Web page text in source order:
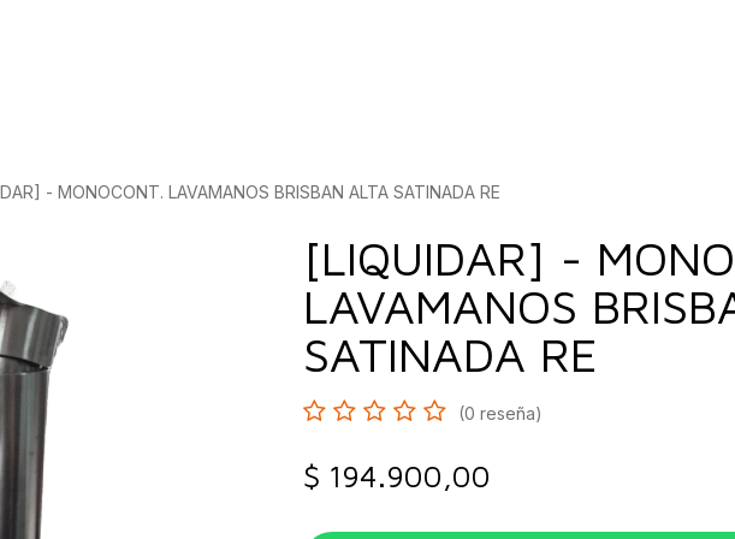
- MONOCONT. LAVAMANOS BRISBAN ALTA SATINADA RE
[LIQUIDAR] -
LAVAMANOS
SATINADA RE
(0 reseña)
$ 194.900,00